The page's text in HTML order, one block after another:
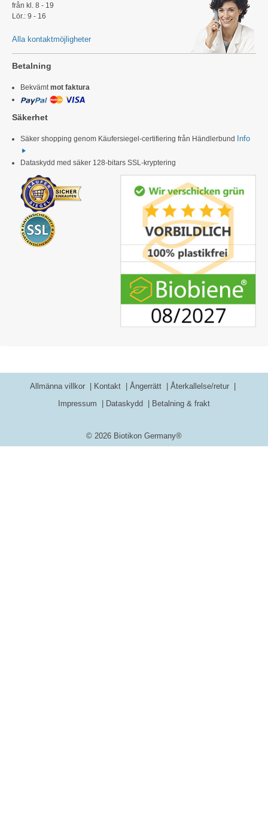
från kl. 8 - 19
Lör.: 9 - 16
Alla kontaktmöjligheter
Betalning
Bekvämtmot faktura
Säkerhet
Säker shopping genom Käufersiegel-certifiering från Händlerbund Info
Dataskydd med säker 128-bitars SSL-kryptering
© 2026 Biotikon Germany®
Allmänna villkor Kontakt Ångerrätt
Återkallelse/retur
Impressum
Dataskydd Betalning & frakt